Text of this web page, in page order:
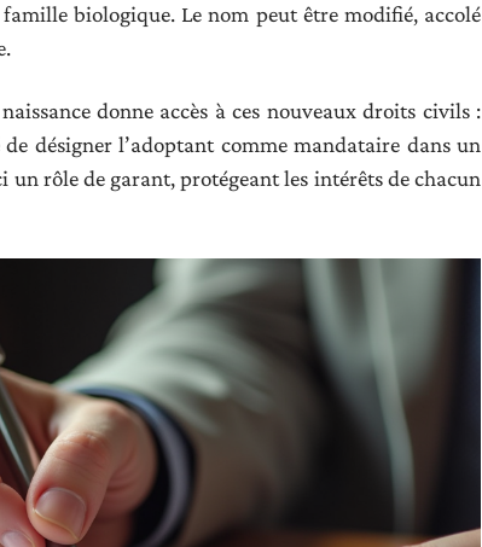
biologique. Le nom peut être modifié, accolé
donne accès à ces nouveaux droits civils :
désigner l’adoptant comme mandataire dans un
rôle de garant, protégeant les intérêts de chacun